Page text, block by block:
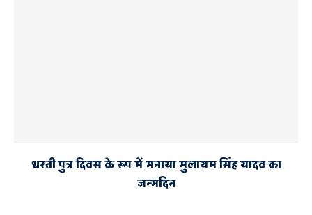
धरती पुत्र दिवस के रूप में मनाया मुलायम सिंह यादव का
जन्मदिन